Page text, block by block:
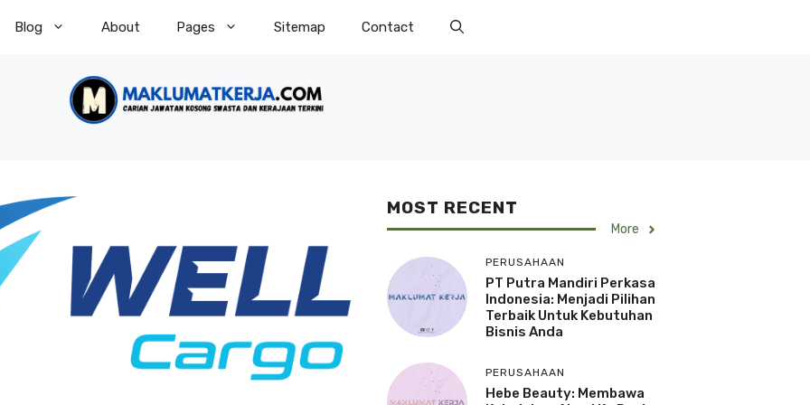
Blog About Pages Sitemap Contact
MOST RECENT
More
PERUSAHAAN
PT Putra Mandiri Perkasa
Indonesia: Menjadi Pilihan
Terbaik Untuk Kebutuhan
Bisnis Anda
PERUSAHAAN
Hebe Beauty: Membawa